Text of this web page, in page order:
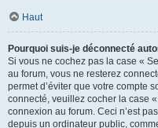
Haut
Pourquoi suis-je déconnecté
Si vous ne cochez pas la case «
au forum, vous ne resterez
permet d’éviter que votre compte
connecté, veuillez cocher la case
connexion au forum. Ceci n’est
depuis un ordinateur public,